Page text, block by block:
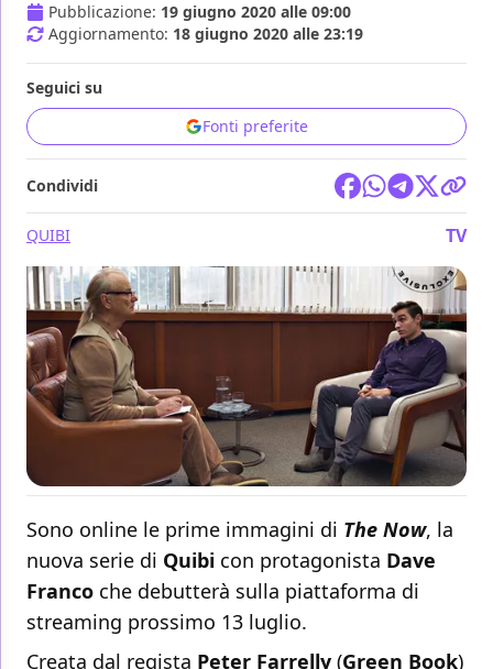
Pubblicazione: 19 giugno 2020 alle 09:00
Aggiornamento: 18 giugno 2020 alle 23:19
Seguici su
Fonti preferite
Condividi
QUIBI TV
Sono online le prime immagini di The Now, la
nuova serie di Quibi con protagonista Dave
Franco che debutterà sulla piattaforma di
streaming prossimo 13 luglio.
Creata dal regista Peter Farrelly (Green Book)